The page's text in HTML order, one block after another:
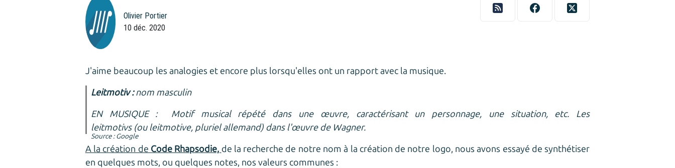
Olivier Portier
10 déc. 2020
J'aime beaucoup les analogies et encore plus lorsqu'elles ont un rapport avec la musique.
Leitmotiv :nom masculin
EN MUSIQUE : Motif musical répété dans une œuvre, caractérisant un personnage, une situation, etc. Les
leitmotivs (ou leitmotive,pluriel allemand)dans l'œuvre de Wagner.
Source : Google
A la création de Code Rhapsodie, de la recherche de notre nom à la création de notre logo, nous avons essayé de synthétiser
en quelques mots, ou quelques notes, nos valeurs communes :